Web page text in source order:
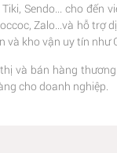
Sendo... cho đến
Zalo...và hỗ trợ
kho vận uy tín như
và bán hàng
cho doanh nghiệp.